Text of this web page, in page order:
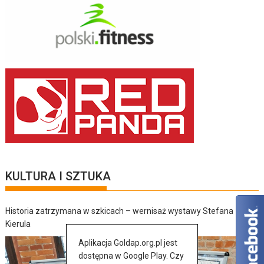
KULTURA I SZTUKA
Historia zatrzymana w szkicach – wernisaż wystawy Stefana
Kierula
Aplikacja Goldap.org.pl jest
dostępna w Google Play. Czy